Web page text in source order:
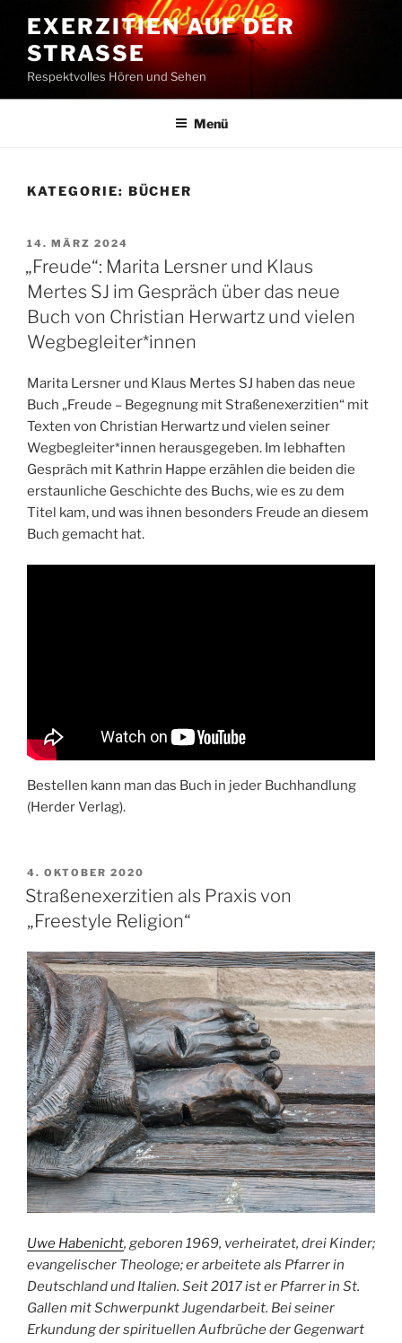
Inhalt
springen
EXERZITIEN AUF DER
STRASSE
Respektvolles Hören und Sehen
Menü
KATEGORIE: BÜCHER
VERÖFFENTLICHT
AM
14. MÄRZ 2024
„Freude“: Marita Lersner und Klaus
Mertes SJ im Gespräch über das neue
Buch von Christian Herwartz und vielen
Wegbegleiter*innen
Marita Lersner und Klaus Mertes SJ haben das neue
Buch „Freude – Begegnung mit Straßenexerzitien“ mit
Texten von Christian Herwartz und vielen seiner
Wegbegleiter*innen herausgegeben. Im lebhaften
Gespräch mit Kathrin Happe erzählen die beiden die
erstaunliche Geschichte des Buchs, wie es zu dem
Titel kam, und was ihnen besonders Freude an diesem
Buch gemacht hat.
Bestellen kann man das Buch in jeder Buchhandlung
(Herder Verlag).
VERÖFFENTLICHT
AM
4. OKTOBER 2020
Straßenexerzitien als Praxis von
„Freestyle Religion“
Uwe Habenicht, geboren 1969, verheiratet, drei Kinder;
evangelischer Theologe; er arbeitete als Pfarrer in
Deutschland und Italien. Seit 2017 ist er Pfarrer in St.
Gallen mit Schwerpunkt Jugendarbeit. Bei seiner
Erkundung der spirituellen Aufbrüche der Gegenwart